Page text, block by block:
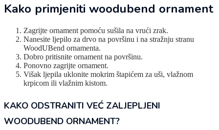
Kako primjeniti woodubend ornament
Zagrijte ornament pomoću sušila na vrući zrak.
Nanesite ljepilo za drvo na površinu i na stražnju stranu
WoodUBend ornamenta.
Dobro pritisnite ornament na površinu.
Ponovno zagrijte ornament.
Višak ljepila uklonite mokrim štapićem za uši, vlažnom
krpicom ili vlažnim kistom.
KAKO ODSTRANITI VEĆ ZALJEPLJENI
WOODUBEND ORNAMENT?